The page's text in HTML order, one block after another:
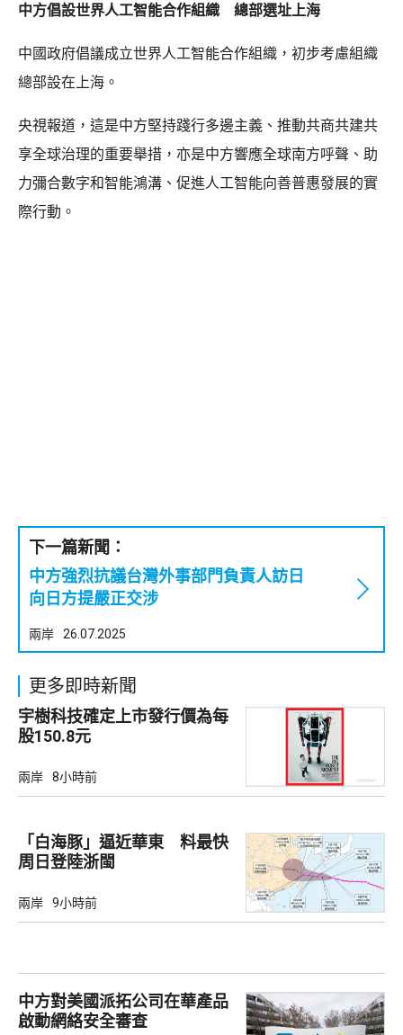
中方倡設世界人工智能合作組織 總部選址上海
中國政府倡議成立世界人工智能合作組織，初步考慮組織
總部設在上海。
央視報道，這是中方堅持踐行多邊主義、推動共商共建共
享全球治理的重要舉措，亦是中方響應全球南方呼聲、助
力彌合數字和智能鴻溝、促進人工智能向善普惠發展的實
際行動。
下一篇新聞：
中方強烈抗議台灣外事部門負責人訪日
向日方提嚴正交涉
兩岸 26.07.2025
更多即時新聞
宇樹科技確定上市發行價為每
股150.8元
兩岸 8小時前
「白海豚」逼近華東 料最快
周日登陸浙閩
兩岸 9小時前
中方對美國派拓公司在華產品
啟動網絡安全審查